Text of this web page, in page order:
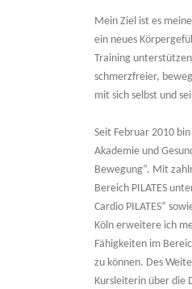
Mein Ziel ist es
ein neues
Training
schmerzfreier,
mit sich selbst und
Seit Februar 2010
Akademie und
Bewegung“. Mit
Bereich PILATES
Cardio PILATES“
Köln erweitere ich
Fähigkeiten im
zu können. Des
Kursleiterin über die